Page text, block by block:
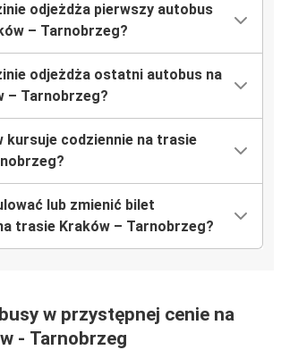
odjeżdża pierwszy autobus
– Tarnobrzeg?
odjeżdża ostatni autobus na
– Tarnobrzeg?
kursuje codziennie na trasie
lub zmienić bilet
trasie Kraków – Tarnobrzeg?
w przystępnej cenie na
- Tarnobrzeg